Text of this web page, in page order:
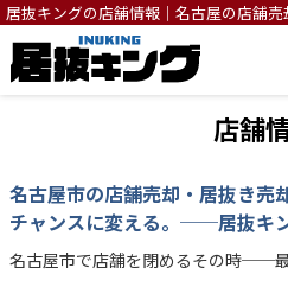
居抜キングの店舗情報｜名古屋の店舗
店舗
名古屋市の店舗売却・居抜き売
チャンスに変える。──居抜キン
名古屋市で店舗を閉めるその時──最